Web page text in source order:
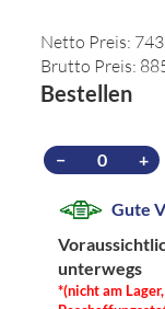
Netto Preis:
Brutto Preis:
Bestellen
− +
Gute
unterwegs
*(nicht am